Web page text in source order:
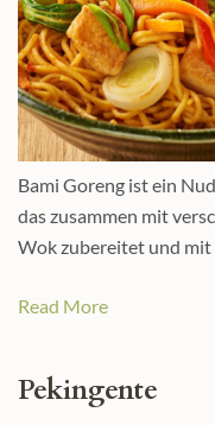
Bami Goreng ist ein
das zusammen mit
Wok zubereitet und mit
Read More
Pekingente